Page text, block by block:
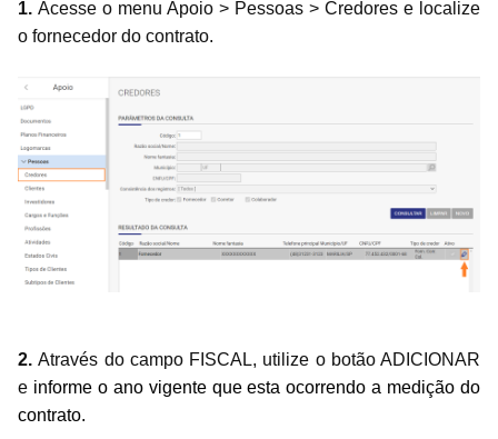
1. Acesse o menu Apoio > Pessoas > Credores e localize
o fornecedor do contrato.
2.Através do campo FISCAL, utilize o botão ADICIONAR
e informe o ano vigente que esta ocorrendo a medição do
contrato.